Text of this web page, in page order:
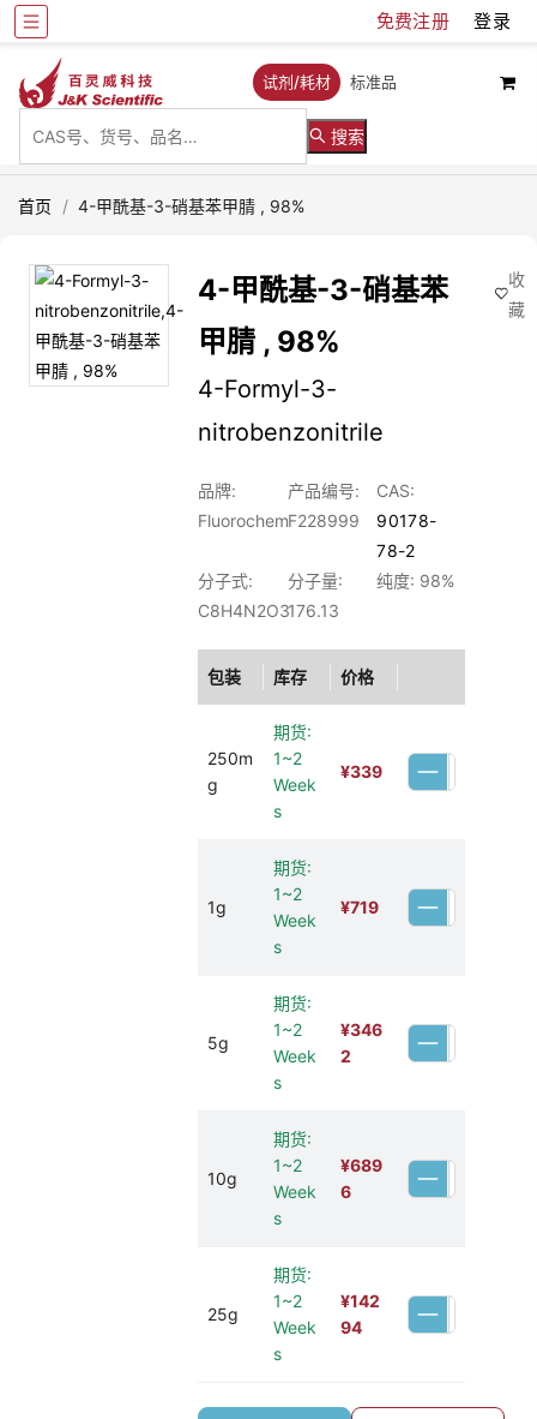
免费注册 登录
试剂/耗材 标准品
搜索
首页 / 4-甲酰基-3-硝基苯甲腈 , 98%
4-甲酰基-3-硝基苯
甲腈 , 98%
4-Formyl-3-
nitrobenzonitrile
品牌:
Fluorochem
产品编号:
F228999
CAS:
90178-
78-2
分子式:
C8H4N2O3
分子量:
176.13
纯度: 98%
包装 库存 价格
250m
g
期货:
1~2
Week
s
¥339
1g
期货:
1~2
Week
s
¥719
5g
期货:
1~2
Week
s
¥346
2
10g
期货:
1~2
Week
s
¥689
6
25g
期货:
1~2
Week
s
¥142
94
收
藏